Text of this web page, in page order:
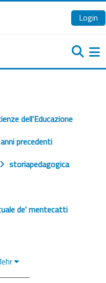
Login
dell'Educazione
precedenti
storiapedagogica
de' mentecatti